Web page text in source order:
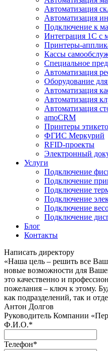
Автоматизация
Автоматизация
Подключение к
Интеграция 1С с
Принтеры-
Кассы
Специальное
Автоматизация
Оборудование
Автоматизация
Автоматизация
Автоматизация
amoCRM
Принтеры
ФГИС Меркурий
RFID-проекты
Электронный
Услуги
Подключение
Подключение
Подключение
Подключение
Подключение
Подключение
Блог
Контакты
Написать директору
«Наша цель – решить все
новые возможности для
это качественно и
пожелания – ключ к этому.
как подразделений, так и
Антон Долгов
Руководитель Компании
Ф.И.О.*
Телефон*